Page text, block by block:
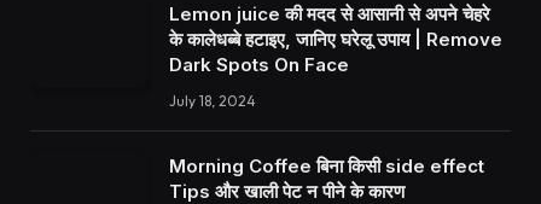
Lemon juice की मदद से आसानी से अपने चेहरे
के कालेधब्बे हटाइए, जानिए घरेलू उपाय | Remove
Dark Spots On Face
July 18, 2024
Morning Coffee बिना किसी side effect
Tips और खाली पेट न पीने के कारण